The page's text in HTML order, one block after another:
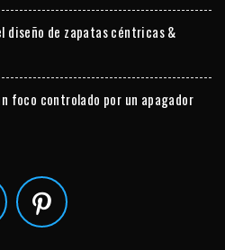
diseño de zapatas céntricas &
foco controlado por un apagador